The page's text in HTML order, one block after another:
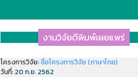
งานวิจัยตีพิมพ์เผยแพร่
โครงการวิจัย:ชื่อโครงการวิจัย (ภาษาไทย)
วันที่:20 ก.ย. 2562